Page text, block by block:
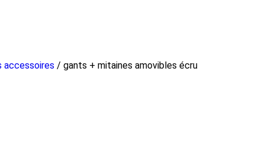
accessoires / gants + mitaines amovibles écru